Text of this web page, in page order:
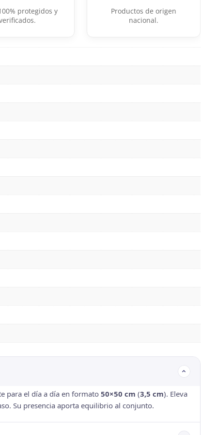
protegidos y
Productos de origen
nacional.
para el día a día en formato50×50 cm (3,5 cm). Eleva
Su presencia aporta equilibrio al conjunto.